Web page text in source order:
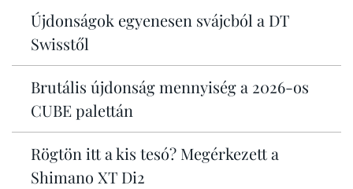
Újdonságok egyenesen svájcból a DT
Swisstől
Brutális újdonság mennyiség a 2026-os
CUBE palettán
Rögtön itt a kis tesó? Megérkezett a
Shimano XT Di2